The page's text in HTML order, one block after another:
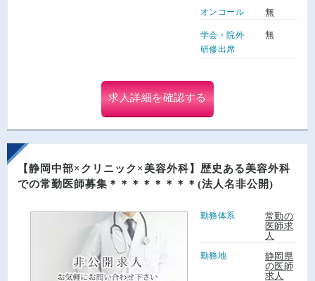
オンコール 無
学会・院外
研修出席
無
求人詳細を確認する
【静岡中部×クリニック×美容外科】歴史ある美容外科
での常勤医師募集＊＊＊＊＊＊＊＊(法人名非公開)
勤務体系
常勤の
医師求
人
勤務地
静岡県
の医師
求人